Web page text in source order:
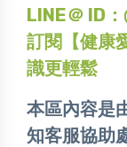
LINE＠ ID
訂閱【健康
識更輕鬆
本區內容是
知客服協助